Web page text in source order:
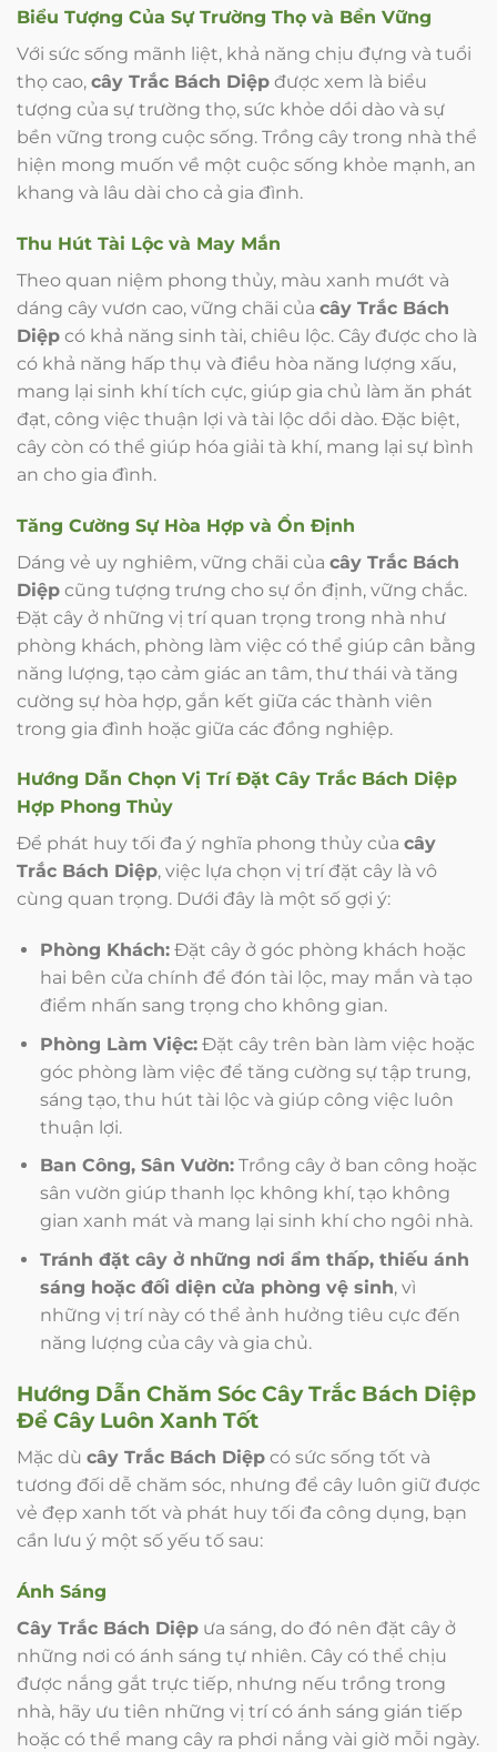
Biểu Tượng Của Sự Trường Thọ và Bền Vững
Với sức sống mãnh liệt, khả năng chịu đựng và tuổi
thọ cao, cây Trắc Bách Diệp được xem là biểu
tượng của sự trường thọ, sức khỏe dồi dào và sự
bền vững trong cuộc sống. Trồng cây trong nhà thể
hiện mong muốn về một cuộc sống khỏe mạnh, an
khang và lâu dài cho cả gia đình.
Thu Hút Tài Lộc và May Mắn
Theo quan niệm phong thủy, màu xanh mướt và
dáng cây vươn cao, vững chãi của cây Trắc Bách
Diệp có khả năng sinh tài, chiêu lộc. Cây được cho là
có khả năng hấp thụ và điều hòa năng lượng xấu,
mang lại sinh khí tích cực, giúp gia chủ làm ăn phát
đạt, công việc thuận lợi và tài lộc dồi dào. Đặc biệt,
cây còn có thể giúp hóa giải tà khí, mang lại sự bình
an cho gia đình.
Tăng Cường Sự Hòa Hợp và Ổn Định
Dáng vẻ uy nghiêm, vững chãi của cây Trắc Bách
Diệp cũng tượng trưng cho sự ổn định, vững chắc.
Đặt cây ở những vị trí quan trọng trong nhà như
phòng khách, phòng làm việc có thể giúp cân bằng
năng lượng, tạo cảm giác an tâm, thư thái và tăng
cường sự hòa hợp, gắn kết giữa các thành viên
trong gia đình hoặc giữa các đồng nghiệp.
Hướng Dẫn Chọn Vị Trí Đặt Cây Trắc Bách Diệp
Hợp Phong Thủy
Để phát huy tối đa ý nghĩa phong thủy của cây
Trắc Bách Diệp, việc lựa chọn vị trí đặt cây là vô
cùng quan trọng. Dưới đây là một số gợi ý:
Phòng Khách:Đặt cây ở góc phòng khách hoặc
hai bên cửa chính để đón tài lộc, may mắn và tạo
điểm nhấn sang trọng cho không gian.
Phòng Làm Việc:Đặt cây trên bàn làm việc hoặc
góc phòng làm việc để tăng cường sự tập trung,
sáng tạo, thu hút tài lộc và giúp công việc luôn
thuận lợi.
Ban Công, Sân Vườn:Trồng cây ở ban công hoặc
sân vườn giúp thanh lọc không khí, tạo không
gian xanh mát và mang lại sinh khí cho ngôi nhà.
Tránh đặt cây ở những nơi ẩm thấp, thiếu ánh
sáng hoặc đối diện cửa phòng vệ sinh, vì
những vị trí này có thể ảnh hưởng tiêu cực đến
năng lượng của cây và gia chủ.
Hướng Dẫn Chăm Sóc Cây Trắc Bách Diệp
Để Cây Luôn Xanh Tốt
Mặc dù cây Trắc Bách Diệp có sức sống tốt và
tương đối dễ chăm sóc, nhưng để cây luôn giữ được
vẻ đẹp xanh tốt và phát huy tối đa công dụng, bạn
cần lưu ý một số yếu tố sau:
Ánh Sáng
Cây Trắc Bách Diệp ưa sáng, do đó nên đặt cây ở
những nơi có ánh sáng tự nhiên. Cây có thể chịu
được nắng gắt trực tiếp, nhưng nếu trồng trong
nhà, hãy ưu tiên những vị trí có ánh sáng gián tiếp
hoặc có thể mang cây ra phơi nắng vài giờ mỗi ngày.